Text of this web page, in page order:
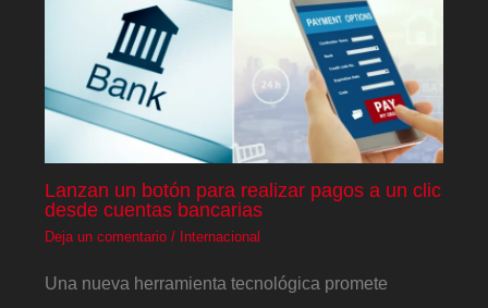
Lanzan un botón para realizar pagos a un clic
desde cuentas bancarias
Deja un comentario / Internacional
Una nueva herramienta tecnológica promete